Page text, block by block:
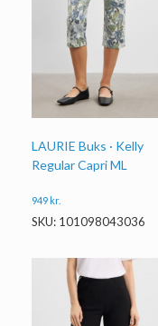
LAURIE Buks · Kelly
Regular Capri ML
949 kr.
SKU: 101098043036